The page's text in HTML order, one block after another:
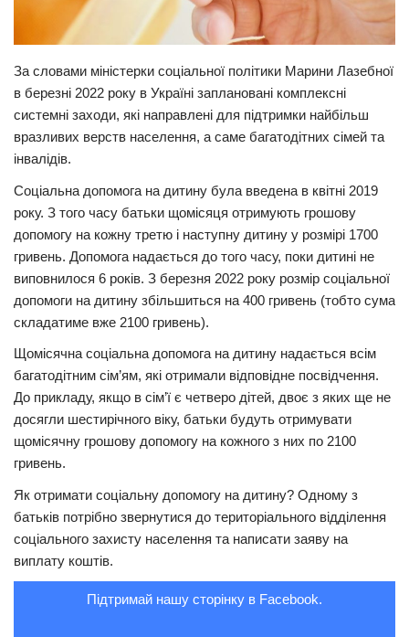
Історії
Рецепти
Привітання
Здоров’я
Кримінал
Трагедії
Суспільство
Культура
Шоу-біз
#Війна
За словами міністерки соціальної політики Марини Лазебної
в березні 2022 року в Україні заплановані комплексні
системні заходи, які направлені для підтримки найбільш
вразливих верств населення, а саме багатодітних сімей та
інвалідів.
Соціальна допомога на дитину була введена в квітні 2019
року. З того часу батьки щомісяця отримують грошову
допомогу на кожну третю і наступну дитину у розмірі 1700
гривень. Допомога надається до того часу, поки дитині не
виповнилося 6 років. З березня 2022 року розмір соціальної
допомоги на дитину збільшиться на 400 гривень (тобто сума
складатиме вже 2100 гривень).
Щомісячна соціальна допомога на дитину надається всім
багатодітним сім’ям, які отримали відповідне посвідчення.
До прикладу, якщо в сім’ї є четверо дітей, двоє з яких ще не
досягли шестирічного віку, батьки будуть отримувати
щомісячну грошову допомогу на кожного з них по 2100
гривень.
Як отримати соціальну допомогу на дитину? Одному з
батьків потрібно звернутися до територіального відділення
соціального захисту населення та написати заяву на
виплату коштів.
Підтримай нашу сторінку в Facebook.